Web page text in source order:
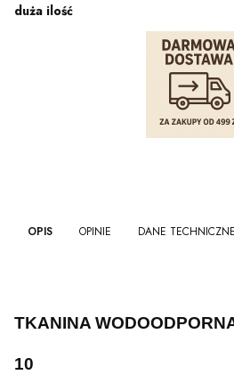
duża ilość
OPIS OPINIE DANE TECHNICZNE
TKANINA
10